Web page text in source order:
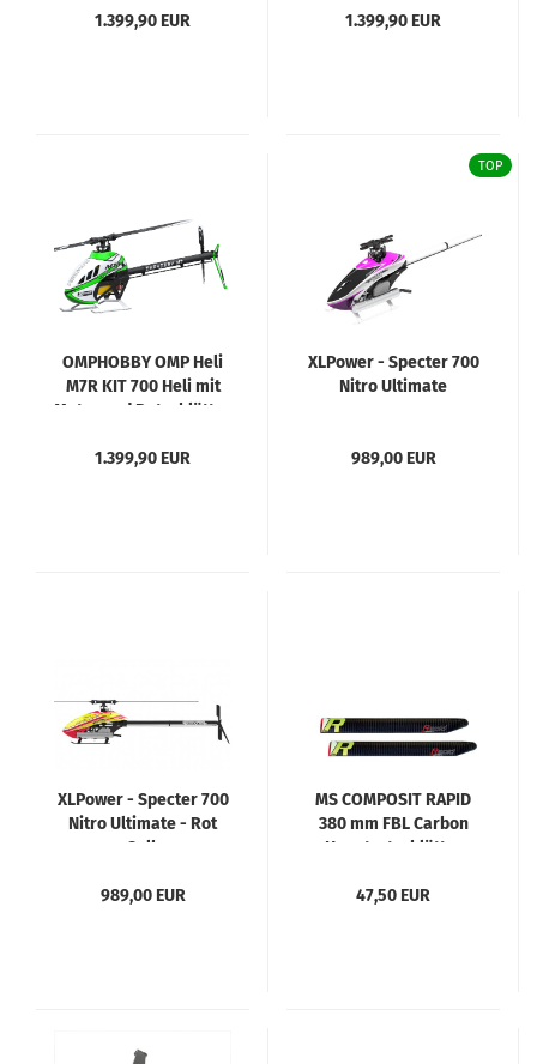
1.399,90 EUR
1.399,90 EUR
OMPHOBBY OMP Heli
M7R KIT 700 Heli mit
Motor und Rotorblätter
1.399,90 EUR
TOP
XLPower - Specter 700
Nitro Ultimate
989,00 EUR
XLPower - Specter 700
Nitro Ultimate - Rot
Gelb
989,00 EUR
MS COMPOSIT RAPID
380 mm FBL Carbon
Hauptrotorblätter
47,50 EUR